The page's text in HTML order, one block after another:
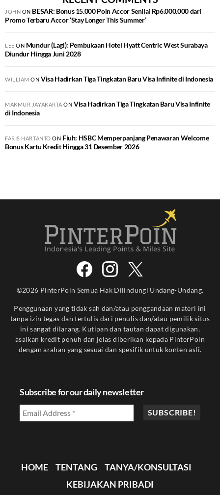
JOHN ON BESAR: Bonus 15.000 Poin Accor Senilai Rp6.000.000 dari
Promo Terbaru Accor ‘Stay Longer This Summer’
LEE ON Mundur (Lagi): Pembukaan Hotel Hyatt Centric West Surabaya
Diundur Hingga Juni 2028
WILLIAM ONVisa Hadirkan Tiga Tingkatan Baru Visa Infinite di Indonesia
MAKMUR JAYAKARTA ON Visa Hadirkan Tiga Tingkatan Baru Visa Infinite
di Indonesia
FARIS HARTANTO ON Fiuh: HSBC Memperpanjang Penawaran Welcome
Bonus Kartu Kredit Hingga 31 Desember 2026
©2026 PinterPoin Semua Hak Dilindungi Undang-Undang.
Penggunaan yang tidak sah dan/atau penggandaan materi ini
tanpa izin tegas dan tertulis dari penulis dan/atau pemilik situs
ini sangat dilarang. Kutipan dan tautan dapat digunakan,
asalkan kredit penuh dan jelas diberikan kepada PinterPoin
dengan arahan yang sesuai dan spesifik untuk konten asli.
Subscribe for our daily newsletter
HOME TENTANG
TANYA/KONSULTASI
KEBIJAKAN PRIBADI